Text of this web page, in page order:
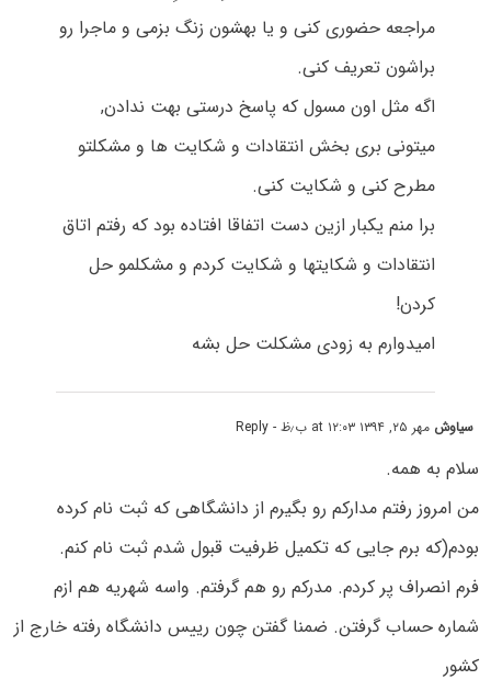
مراجعه حضوری کنی و یا بهشون زنگ بزمی و ماجرا رو
براشون تعریف کنی.
اگه مثل اون مسول که پاسخ درستی بهت ندادن,
میتونی بری بخش انتقادات و شکایت ها و مشکلتو
مطرح کنی و شکایت کنی.
برا منم یکبار ازین دست اتفاقا افتاده بود که رفتم اتاق
انتقادات و شکایتها و شکایت کردم و مشکلمو حل
کردن!
امیدوارم به زودی مشکلت حل بشه
سیاوش مهر ۲۵, ۱۳۹۴ at ۱۲:۰۳ ب٫ظ - Reply
سلام به همه.
من امروز رفتم مدارکم رو بگیرم از دانشگاهی که ثبت نام کرده
بودم(که برم جایی که تکمیل ظرفیت قبول شدم ثبت نام کنم.
فرم انصراف پر کردم. مدرکم رو هم گرفتم. واسه شهریه هم ازم
شماره حساب گرفتن. ضمنا گفتن چون رییس دانشگاه رفته خارج از
کشور